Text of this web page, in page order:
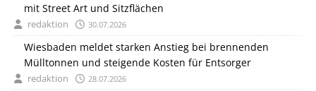
mit Street Art und Sitzflächen
redaktion 30.07.2026
Wiesbaden meldet starken Anstieg bei brennenden
Mülltonnen und steigende Kosten für Entsorger
redaktion 28.07.2026